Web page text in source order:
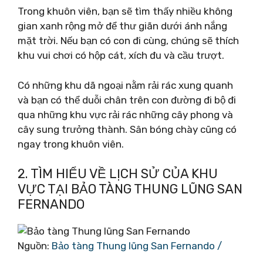
Trong khuôn viên, bạn sẽ tìm thấy nhiều không
gian xanh rộng mở để thư giãn dưới ánh nắng
mặt trời. Nếu bạn có con đi cùng, chúng sẽ thích
khu vui chơi có hộp cát, xích đu và cầu trượt.
Có những khu dã ngoại nằm rải rác xung quanh
và bạn có thể duỗi chân trên con đường đi bộ đi
qua những khu vực rải rác những cây phong và
cây sung trưởng thành. Sân bóng chày cũng có
ngay trong khuôn viên.
2. TÌM HIỂU VỀ LỊCH SỬ CỦA KHU
VỰC TẠI BẢO TÀNG THUNG LŨNG SAN
FERNANDO
Nguồn: Bảo tàng Thung lũng San Fernando /